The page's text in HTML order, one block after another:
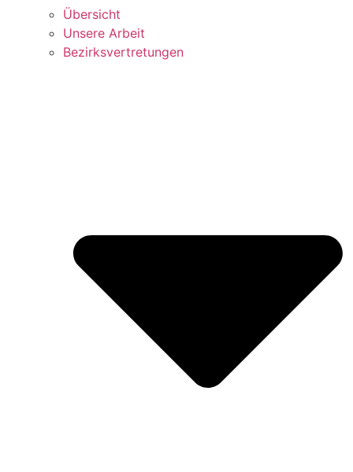
Über­sicht
Unse­re Arbeit
Bezirks­vertretungen